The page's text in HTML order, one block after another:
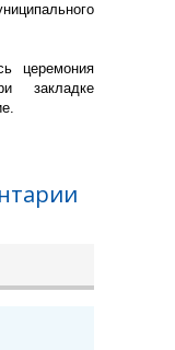
церемония
закладке